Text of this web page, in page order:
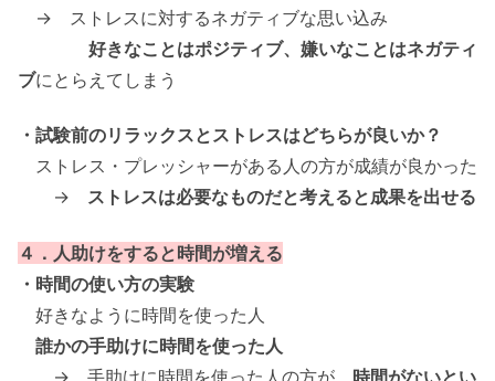
→ ストレスに対するネガティブな思い込み
好きなことはポジティブ、嫌いなことはネガティ
ブにとらえてしまう
・試験前のリラックスとストレスはどちらが良いか？
ストレス・プレッシャーがある人の方が成績が良かった
→ ストレスは必要なものだと考えると成果を出せる
４．人助けをすると時間が増える
・時間の使い方の実験
好きなように時間を使った人
誰かの手助けに時間を使った人
→ 手助けに時間を使った人の方が、 時間がないとい